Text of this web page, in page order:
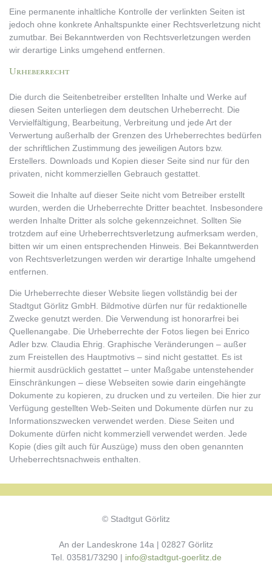
Eine permanente inhaltliche Kontrolle der verlinkten Seiten ist
jedoch ohne konkrete Anhaltspunkte einer Rechtsverletzung nicht
zumutbar. Bei Bekanntwerden von Rechtsverletzungen werden
wir derartige Links umgehend entfernen.
Urheberrecht
Die durch die Seitenbetreiber erstellten Inhalte und Werke auf
diesen Seiten unterliegen dem deutschen Urheberrecht. Die
Vervielfältigung, Bearbeitung, Verbreitung und jede Art der
Verwertung außerhalb der Grenzen des Urheberrechtes bedürfen
der schriftlichen Zustimmung des jeweiligen Autors bzw.
Erstellers. Downloads und Kopien dieser Seite sind nur für den
privaten, nicht kommerziellen Gebrauch gestattet.
Soweit die Inhalte auf dieser Seite nicht vom Betreiber erstellt
wurden, werden die Urheberrechte Dritter beachtet. Insbesondere
werden Inhalte Dritter als solche gekennzeichnet. Sollten Sie
trotzdem auf eine Urheberrechtsverletzung aufmerksam werden,
bitten wir um einen entsprechenden Hinweis. Bei Bekanntwerden
von Rechtsverletzungen werden wir derartige Inhalte umgehend
entfernen.
Die Urheberrechte dieser Website liegen vollständig bei der
Stadtgut Görlitz GmbH. Bildmotive dürfen nur für redaktionelle
Zwecke genutzt werden. Die Verwendung ist honorarfrei bei
Quellenangabe. Die Urheberrechte der Fotos liegen bei Enrico
Adler bzw. Claudia Ehrig. Graphische Veränderungen – außer
zum Freistellen des Hauptmotivs – sind nicht gestattet. Es ist
hiermit ausdrücklich gestattet – unter Maßgabe untenstehender
Einschränkungen – diese Webseiten sowie darin eingehängte
Dokumente zu kopieren, zu drucken und zu verteilen. Die hier zur
Verfügung gestellten Web-Seiten und Dokumente dürfen nur zu
Informationszwecken verwendet werden. Diese Seiten und
Dokumente dürfen nicht kommerziell verwendet werden. Jede
Kopie (dies gilt auch für Auszüge) muss den oben genannten
Urheberrechtsnachweis enthalten.
© Stadtgut Görlitz
An der Landeskrone 14a | 02827 Görlitz
Tel. 03581/73290 | info@stadtgut-goerlitz.de